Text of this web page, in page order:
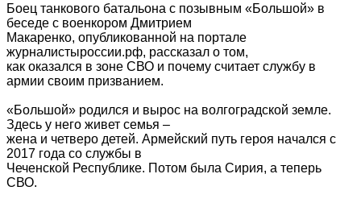
Боец танкового батальона с позывным «Большой» в
беседе с военкором Дмитрием
Макаренко, опубликованной на портале
журналистыроссии.рф, рассказал о том,
как оказался в зоне СВО и почему считает службу в
армии своим призванием.
«Большой» родился и вырос на волгоградской земле.
Здесь у него живет семья –
жена и четверо детей. Армейский путь героя начался с
2017 года со службы в
Чеченской Республике. Потом была Сирия, а теперь
СВО.